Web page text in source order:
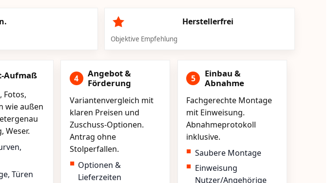
Herstellerfrei
Objektive Empfehlung
Aufmaß
Fotos,
wie außen
Weser.
Türen
4
Angebot &
Förderung
Variantenvergleich mit
klaren Preisen und
Zuschuss-Optionen.
Antrag ohne
Stolperfallen.
Optionen &
Lieferzeiten
5
Einbau &
Abnahme
Fachgerechte Montage
mit Einweisung.
Abnahmeprotokoll
inklusive.
Saubere Montage
Einweisung
Nutzer/Angehörige